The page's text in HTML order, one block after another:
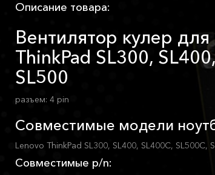
Описание товара:
Вентилятор кулер для
ThinkPad SL300,
SL500
разъем: 4 pin
Совместимые модели
Lenovo ThinkPad SL300, SL400, SL400C, SL500C,
Совместимые p/n: